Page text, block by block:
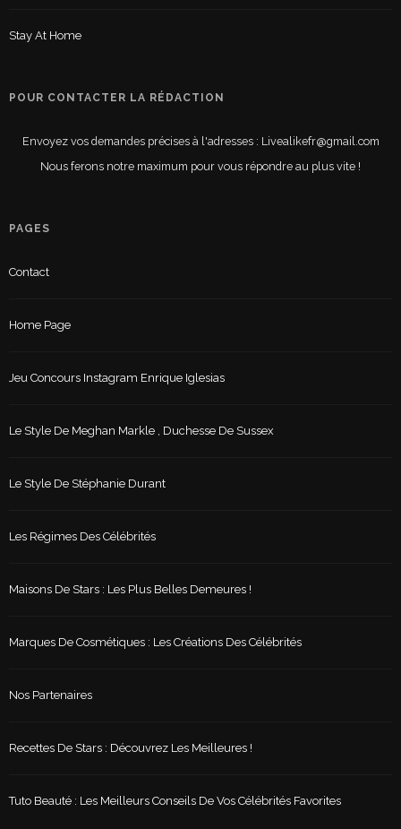
Stay At Home
POUR CONTACTER LA RÉDACTION
Envoyez vos demandes précises à l'adresses : Livealikefr@gmail.com
Nous ferons notre maximum pour vous répondre au plus vite !
PAGES
Contact
Home Page
Jeu Concours Instagram Enrique Iglesias
Le Style De Meghan Markle , Duchesse De Sussex
Le Style De Stéphanie Durant
Les Régimes Des Célébrités
Maisons De Stars : Les Plus Belles Demeures !
Marques De Cosmétiques : Les Créations Des Célébrités
Nos Partenaires
Recettes De Stars : Découvrez Les Meilleures !
Tuto Beauté : Les Meilleurs Conseils De Vos Célébrités Favorites